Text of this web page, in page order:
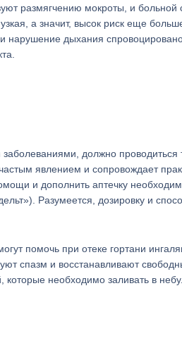
размягчению мокроты, и
а значит, высок риск еще
нарушение дыхания
должно проводиться
явлением и сопровождает
и дополнить аптечку
Разумеется, дозировку и
помочь при отеке гортани
спазм и восстанавливают
которые необходимо заливать в